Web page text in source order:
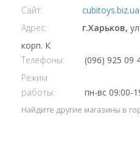
Сайт:
cubitoys.biz.ua
Адрес:
г.Харьков,
корп. К
Телефоны:
(096) 925 09
Режим
работы:
пн-вс 09:00-
Найдите другие магазины в